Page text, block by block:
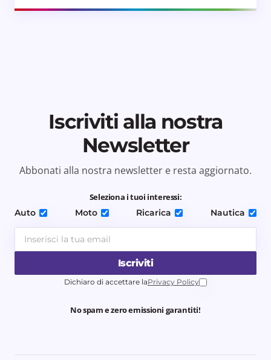
Iscriviti alla nostra
Newsletter
Abbonati alla nostra newsletter e resta aggiornato.
Seleziona i tuoi interessi:
Auto
Moto Ricarica Nautica
Iscriviti
Dichiaro di accettare laPrivacy Policy
No spam e zero emissioni garantiti!